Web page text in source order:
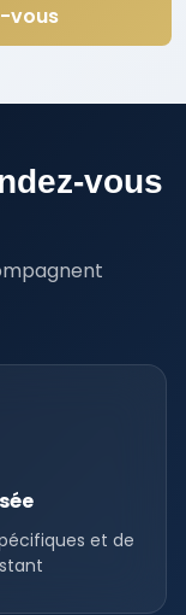
vous
vous
et de